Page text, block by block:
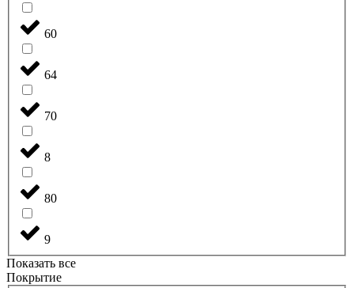
60
64
70
8
80
9
Показать все
Покрытие